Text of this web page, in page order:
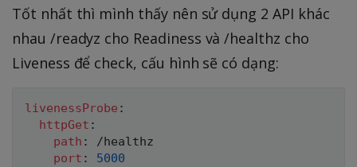
Tốt nhất thì mình thấy nên sử dụng 2 API khác
nhau /readyz cho Readiness và /healthz cho
Liveness để check, cấu hình sẽ có dạng:
livenessProbe :
httpGet :
path :
/healthz
port :
5000